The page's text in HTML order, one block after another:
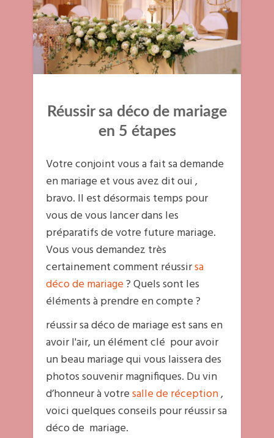
Réussir sa déco de mariage
en 5 étapes
Votre conjoint vous a fait sa demande
en mariage et vous avez dit oui ,
bravo. Il est désormais temps pour
vous de vous lancer dans les
préparatifs de votre future mariage.
Vous vous demandez très
certainement comment réussirsa
déco de mariage? Quels sont les
éléments à prendre en compte ?
réussir sa déco de mariage est sans en
avoir l'air, un élément clé pour avoir
un beau mariage qui vous laissera des
photos souvenir magnifiques. Du vin
d’honneur à votresalle de réception,
voici quelques conseils pour réussir sa
déco de mariage.